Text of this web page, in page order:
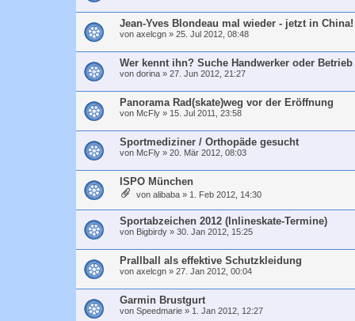
Jean-Yves Blondeau mal wieder - jetzt in China!
von axelcgn » 25. Jul 2012, 08:48
Wer kennt ihn? Suche Handwerker oder
von dorina » 27. Jun 2012, 21:27
Panorama Rad(skate)weg vor der Eröffnung
von McFly » 15. Jul 2011, 23:58
Sportmediziner / Orthopäde gesucht
von McFly » 20. Mär 2012, 08:03
ISPO München
von alibaba » 1. Feb 2012, 14:30
Sportabzeichen 2012 (Inlineskate-Termine)
von Bigbirdy » 30. Jan 2012, 15:25
Prallball als effektive Schutzkleidung
von axelcgn » 27. Jan 2012, 00:04
Garmin Brustgurt
von Speedmarie » 1. Jan 2012, 12:27